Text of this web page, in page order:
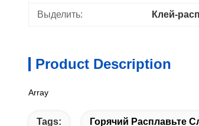
Выделить: Клей-
Product Description
Array
Tags: Горячий Расплавьте